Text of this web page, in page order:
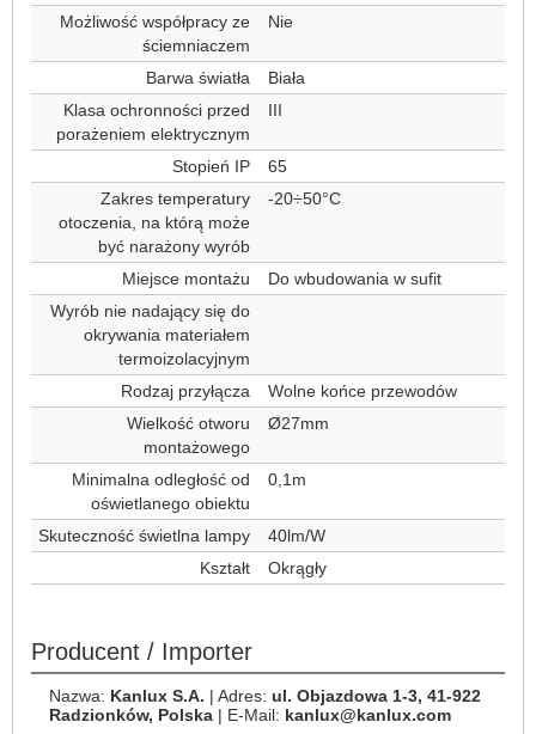
Możliwość współpracy ze
ściemniaczem
Nie
Barwa światła
Biała
Klasa ochronności przed
porażeniem elektrycznym
III
Stopień IP
65
Zakres temperatury
otoczenia, na którą może
być narażony wyrób
-20÷50°C
Miejsce montażu
Do wbudowania w sufit
Wyrób nie nadający się do
okrywania materiałem
termoizolacyjnym
Rodzaj przyłącza
Wolne końce przewodów
Wielkość otworu
montażowego
Ø27mm
Minimalna odległość od
oświetlanego obiektu
0,1m
Skuteczność świetlna lampy
40lm/W
Kształt
Okrągły
Producent / Importer
Nazwa: Kanlux S.A. | Adres: ul. Objazdowa 1-3, 41-922
Radzionków, Polska | E-Mail: kanlux@kanlux.com